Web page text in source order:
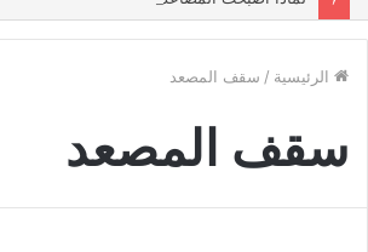
الرئيسية / سقف المصعد
سقف المصعد